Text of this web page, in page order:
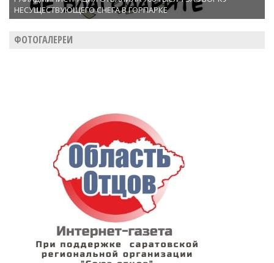
НЕСУЩЕСТВУЮЩЕГО СНЕГА В ГОРПАРКЕ
ФОТОГАЛЕРЕИ